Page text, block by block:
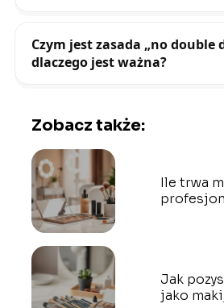
Czym jest zasada „no double
dlaczego jest ważna?
Zobacz także:
Ile trwa
Jak
jako